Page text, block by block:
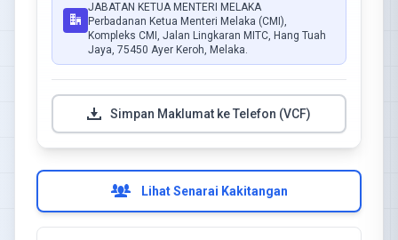
JABATAN KETUA MENTERI MELAKA
Perbadanan Ketua Menteri Melaka (CMI),
Kompleks CMI, Jalan Lingkaran MITC, Hang Tuah
Jaya, 75450 Ayer Keroh, Melaka.
Simpan Maklumat ke Telefon (VCF)
Lihat Senarai Kakitangan